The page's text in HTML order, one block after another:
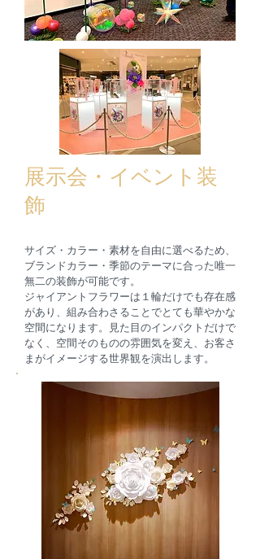
​展示会・イベント装
飾
サイズ・カラー・素材を自由に選べるため、
ブランドカラー・季節のテーマに合った唯一
無二の装飾が可能です。
ジャイアントフラワーは１輪だけでも存在感
があり、組み合わさることでとても華やかな
空間になります。見た目のインパクトだけで
なく、空間そのものの雰囲気を変え、お客さ
まがイメージする世界観を演出します。